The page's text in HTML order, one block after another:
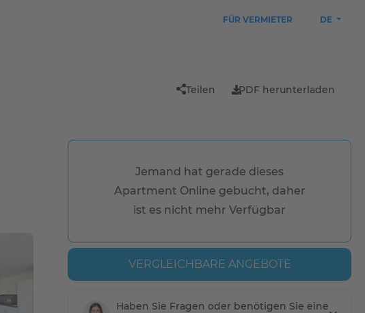
FÜR VERMIETER DE
Teilen PDF herunterladen
Jemand hat gerade dieses
Apartment Online gebucht, daher
ist es nicht mehr Verfügbar
VERGLEICHBARE ANGEBOTE
Haben Sie Fragen oder benötigen Sie eine